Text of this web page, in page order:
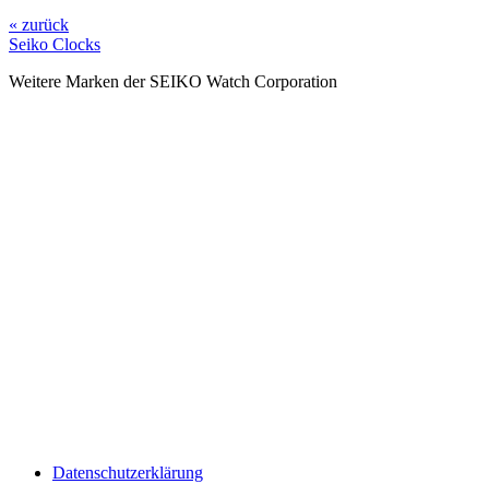
« zurück
Seiko Clocks
Weitere Marken der SEIKO Watch Corporation
Datenschutzerklärung